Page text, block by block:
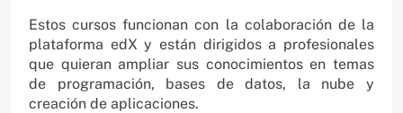
Estos cursos funcionan con la colaboración de la
plataforma edX y están dirigidos a profesionales
que quieran ampliar sus conocimientos en temas
de programación, bases de datos, la nube y
creación de aplicaciones.